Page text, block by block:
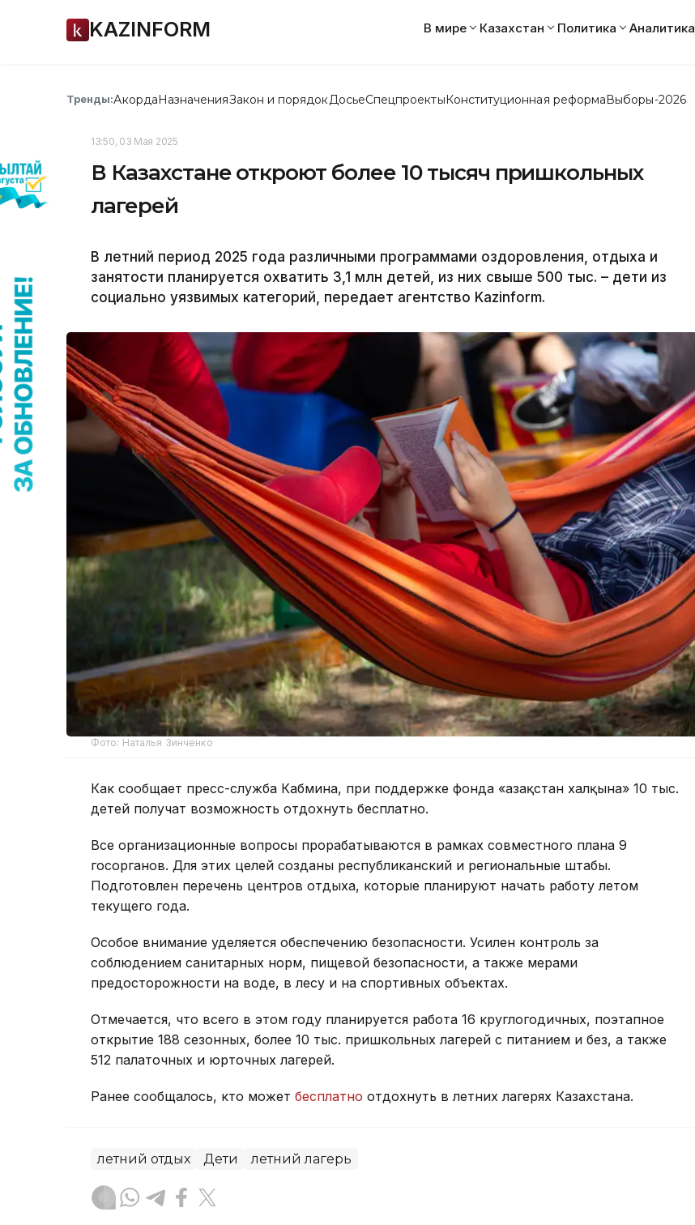
KAZINFORM В мире Казахстан Политика Аналитика
Тренды:АкордаНазначенияЗакон и порядок ДосьеСпецпроектыКонституционная реформаВыборы-2026
13:50, 03 Мая 2025
В Казахстане откроют более 10 тысяч пришкольных
лагерей
В летний период 2025 года различными программами оздоровления, отдыха и
занятости планируется охватить 3,1 млн детей, из них свыше 500 тыс. – дети из
социально уязвимых категорий, передает агентство Kazinform.
Фото: Наталья Зинченко
Как сообщает пресс-служба Кабмина, при поддержке фонда «Қазақстан халқына» 10 тыс.
детей получат возможность отдохнуть бесплатно.
Все организационные вопросы прорабатываются в рамках совместного плана 9
госорганов. Для этих целей созданы республиканский и региональные штабы.
Подготовлен перечень центров отдыха, которые планируют начать работу летом
текущего года.
Особое внимание уделяется обеспечению безопасности. Усилен контроль за
соблюдением санитарных норм, пищевой безопасности, а также мерами
предосторожности на воде, в лесу и на спортивных объектах.
Отмечается, что всего в этом году планируется работа 16 круглогодичных, поэтапное
открытие 188 сезонных, более 10 тыс. пришкольных лагерей с питанием и без, а также
512 палаточных и юрточных лагерей.
Ранее сообщалось, кто может бесплатно отдохнуть в летних лагерях Казахстана.
летний отдых Дети летний лагерь